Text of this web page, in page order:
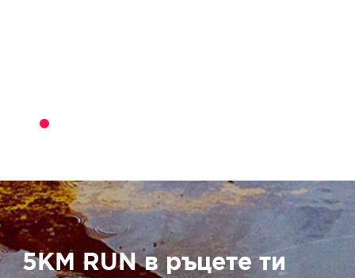
5KM
RUN
в
ръцете
ти 5KM RUN в ръцете ти